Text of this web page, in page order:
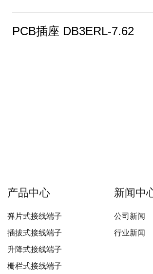
PCB插座 DB3ERL-7.62
产品中心
弹片式接线端子
插拔式接线端子
升降式接线端子
栅栏式接线端子
新闻中
公司新闻
行业新闻